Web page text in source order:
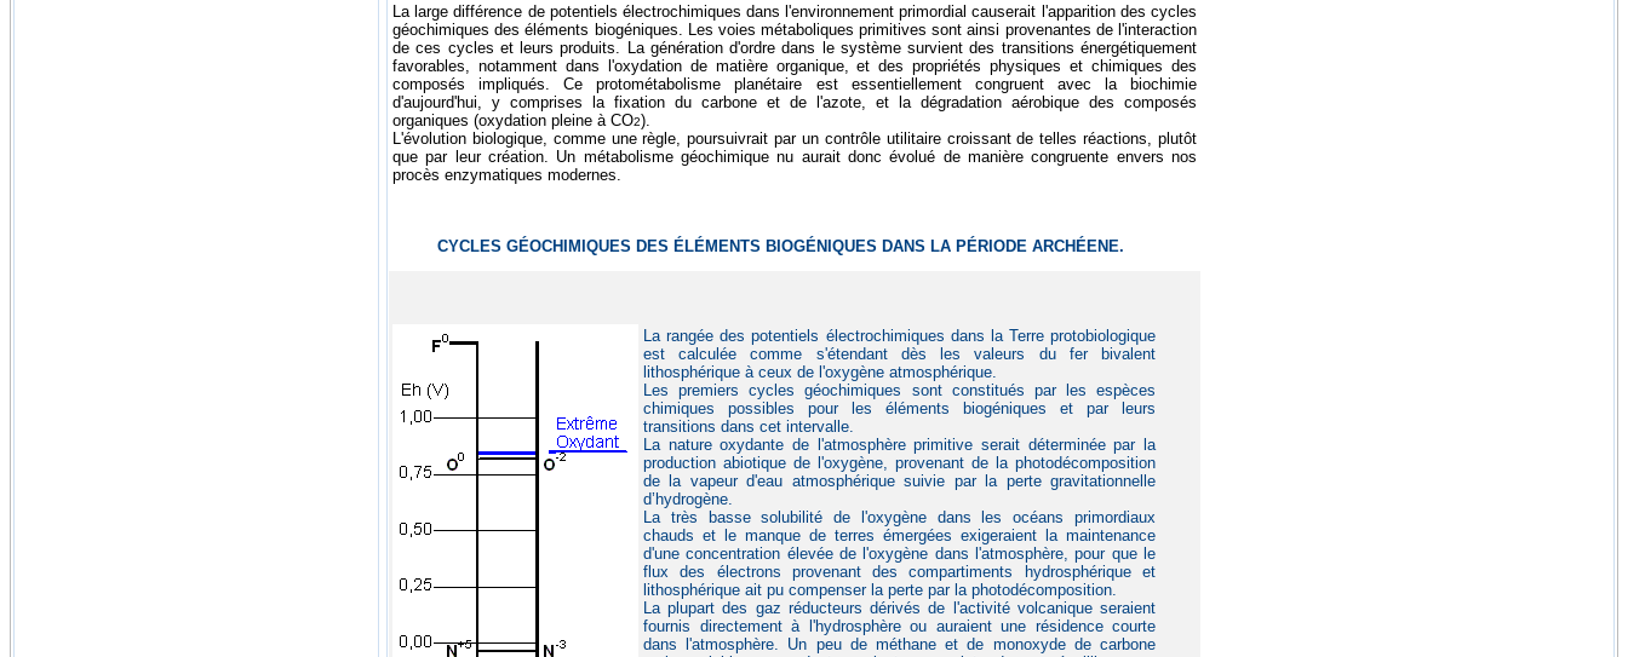
La large différence de potentiels électrochimiques dans l'environnement primordial causerait l'apparition des cycles
géochimiques des éléments biogéniques. Les voies métaboliques primitives sont ainsi provenantes de l'interaction
de ces cycles et leurs produits. La génération d'ordre dans le système survient des transitions énergétiquement
favorables, notamment dans l'oxydation de matière organique, et des propriétés physiques et chimiques des
composés impliqués. Ce protométabolisme planétaire est essentiellement congruent avec la biochimie
d'aujourd'hui, y comprises la fixation du carbone et de l'azote, et la dégradation aérobique des composés
organiques (oxydation pleine à CO2).
L'évolution biologique, comme une règle, poursuivrait par un contrôle utilitaire croissant de telles réactions, plutôt
que par leur création. Un métabolisme géochimique nu aurait donc évolué de manière congruente envers nos
procès enzymatiques modernes.
CYCLES GÉOCHIMIQUES DES ÉLÉMENTS BIOGÉNIQUES DANS LA PÉRIODE ARCHÉENE.
La rangée des potentiels électrochimiques dans la Terre protobiologique
est calculée comme s'étendant dès les valeurs du fer bivalent
lithosphérique à ceux de l'oxygène atmosphérique.
Les premiers cycles géochimiques sont constitués par les espèces
chimiques possibles pour les éléments biogéniques et par leurs
transitions dans cet intervalle.
La nature oxydante de l'atmosphère primitive serait déterminée par la
production abiotique de l'oxygène, provenant de la photodécomposition
de la vapeur d'eau atmosphérique suivie par la perte gravitationnelle
d’hydrogène.
La très basse solubilité de l'oxygène dans les océans primordiaux
chauds et le manque de terres émergées exigeraient la maintenance
d'une concentration élevée de l'oxygène dans l'atmosphère, pour que le
flux des électrons provenant des compartiments hydrosphérique et
lithosphérique ait pu compenser la perte par la photodécomposition.
La plupart des gaz réducteurs dérivés de l'activité volcanique seraient
fournis directement à l'hydrosphère ou auraient une résidence courte
dans l'atmosphère. Un peu de méthane et de monoxyde de carbone